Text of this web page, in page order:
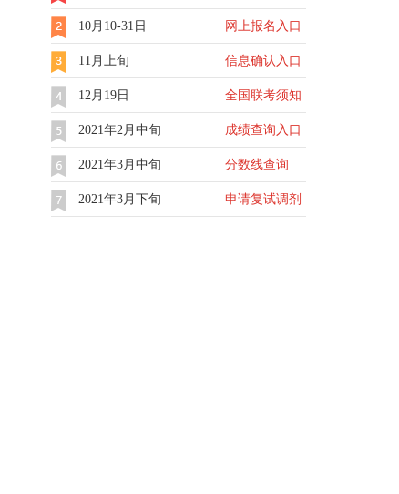
10月10-31日 | 网上报名入口
11月上旬 | 信息确认入口
12月19日 | 全国联考须知
2021年2月中旬 | 成绩查询入口
2021年3月中旬 | 分数线查询
2021年3月下旬 | 申请复试调剂